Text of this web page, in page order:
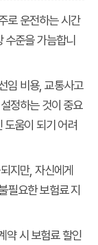
로 운전하는 시간
수준을 가늠합니
임 비용, 교통사고
정하는 것이 중요
도움이 되기 어려
지만, 자신에게
필요한 보험료 지
약 시 보험료 할인